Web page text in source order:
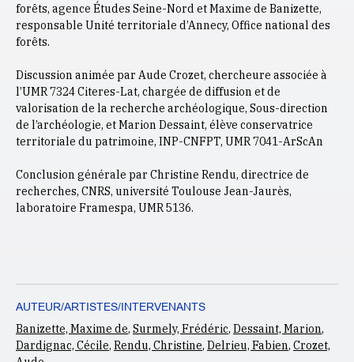
forêts, agence Études Seine-Nord et Maxime de Banizette,
responsable Unité territoriale d’Annecy, Office national des
forêts.
Discussion animée par Aude Crozet, chercheure associée à
l’UMR 7324 Citeres-Lat, chargée de diffusion et de
valorisation de la recherche archéologique, Sous-direction
de l’archéologie, et Marion Dessaint, élève conservatrice
territoriale du patrimoine, INP-CNFPT, UMR 7041-ArScAn
Conclusion générale par Christine Rendu, directrice de
recherches, CNRS, université Toulouse Jean-Jaurès,
laboratoire Framespa, UMR 5136.
AUTEUR/ARTISTES/INTERVENANTS
Banizette, Maxime de, Surmely, Frédéric, Dessaint, Marion,
Dardignac, Cécile, Rendu, Christine, Delrieu, Fabien, Crozet,